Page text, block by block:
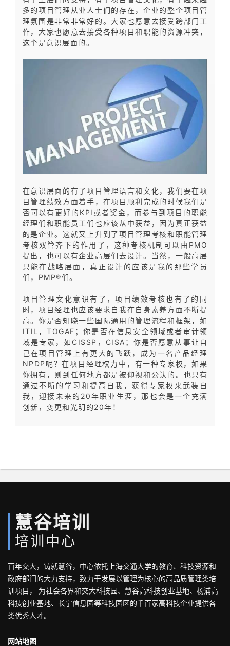
多的项目管理从业人士们的存在，企业的整个项目管
理氛围是非常非常好的。大家也愿意去接受跨部门工
作，大家也愿意去接受各种项目和职能的资源冲突，
这个是意识层面的。
在意识层面的有了项目管理语言和文化，我们要在项
目管理绩效方面着手，在项目顺利完成的时候我们是
否可以有更好的KPI或者奖金，而参与到项目的职能
经理们和职能员工们也应该从中获益，因为真正获益
的是企业。这就又上升到了项目管理考核和职能管理
考核双管齐下的作用了，这种考核机制可以由PMO
提出，也可以有企业高层们去设计。当然，一般高层
只能在战略层面，真正设计的应该是我的那些学员
们，PMP®们。
项目管理文化意识有了，项目绩效考核也有了的同
时，项目经理也应该要求自我在自身素养方面不断提
高。你是否知晓一些国际通用的管理流程和框架，如
ITIL，TOGAF；你是否在信息安全领域或者审计领
域是专家，如CISSP，CISA；你是否愿意从事让自
己在项目管理上有更大的飞跃，成为一名产品经理
NPDP呢？在项目经理权力中，有一种专家权，如果
你拥有，则到任何地方都是被仰视和公认的。也只有
通过不断的学习和提高自我，获得专家权来武装自
我，迎接未来的20年职业生涯，那也会是一个充满
创新，变更和光明的20年！
慧谷培训
培训中心
百年交大，铸就慧谷，中心依托上海交通大学的教育、科技资源和
政府部门的大力支持，致力于发展以管理为核心的高品质管理类培
训项目， 为社会各界和交大科技园、慧谷高科技创业基地、杨浦高
科技创业基地、长宁信息园等科技园区的千百家高科技企业提供各
类优秀人才。
网站地图